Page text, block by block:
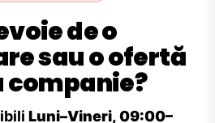
de o
sau o ofertă
companie?
Luni–Vineri, 09:00–